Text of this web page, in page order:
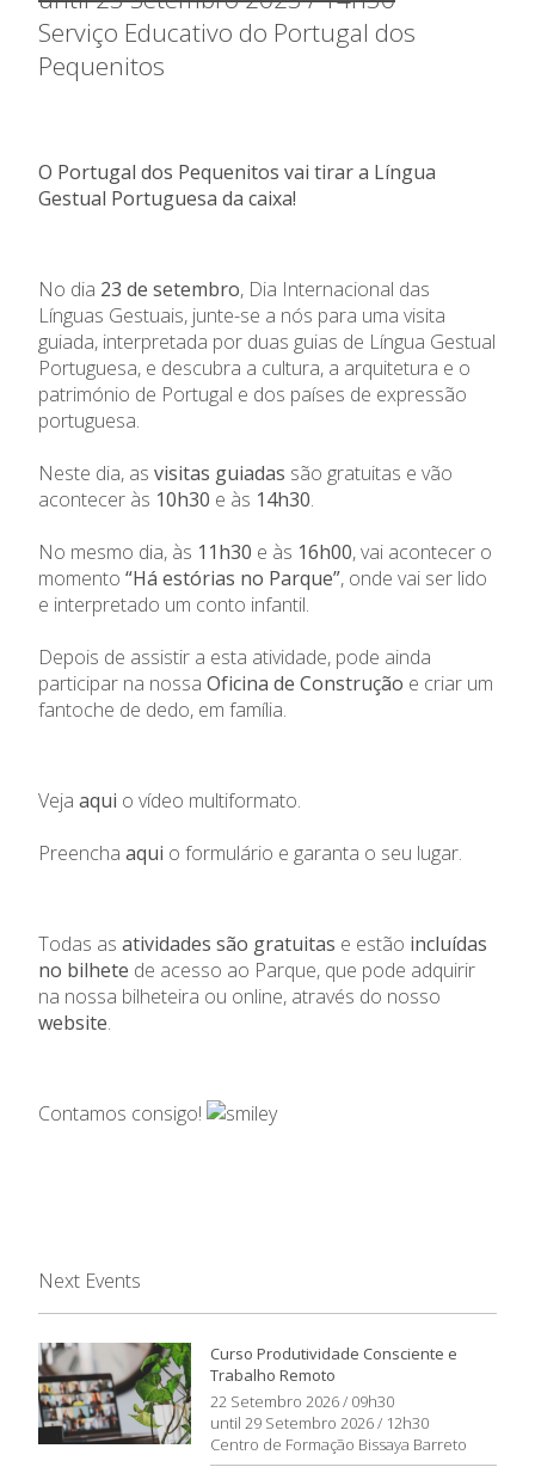
Serviço Educativo do Portugal dos
Pequenitos
O Portugal dos Pequenitos vai tirar a Língua
Gestual Portuguesa da caixa!
No dia 23 de setembro, Dia Internacional das
Línguas Gestuais, junte-se a nós para uma visita
guiada, interpretada por duas guias de Língua Gestual
Portuguesa, e descubra a cultura, a arquitetura e o
património de Portugal e dos países de expressão
portuguesa.
Neste dia, as visitas guiadas são gratuitas e vão
acontecer às 10h30 e às 14h30.
No mesmo dia, às 11h30 e às 16h00, vai acontecer o
momento “Há estórias no Parque”, onde vai ser lido
e interpretado um conto infantil.
Depois de assistir a esta atividade, pode ainda
participar na nossa Oficina de Construção e criar um
fantoche de dedo, em família.
Veja aqui o vídeo multiformato.
Preencha aqui o formulário e garanta o seu lugar.
Todas as atividades são gratuitas e estão incluídas
no bilhete de acesso ao Parque, que pode adquirir
na nossa bilheteira ou online, através do nosso
website.
Contamos consigo!
Next Events
Curso Produtividade Consciente e
Trabalho Remoto
22 Setembro 2026 / 09h30
until 29 Setembro 2026 / 12h30
Centro de Formação Bissaya Barreto